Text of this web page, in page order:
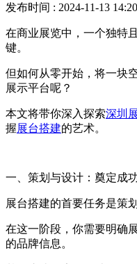
发布时间 : 2024-11-13 14:20
在商业展览中，一个独特
键。
但如何从零开始，将一块
展示平台呢？
本文将带你深入探索深圳
握展台搭建的艺术。
一、策划与设计：奠定成
展台搭建的首要任务是策
在这一阶段，你需要明确
的品牌信息。